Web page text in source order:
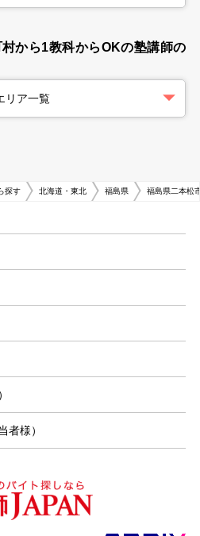
から1教科からOKの塾講師の
リア一覧
探す 北海道・東北 福島県 福島県二本松
者様）